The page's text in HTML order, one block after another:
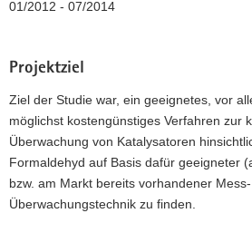
i
a
t
i
o
n
01/2012 - 07/2014
Projektziel
Ziel der Studie war, ein geeignetes, vor
möglichst kostengünstiges Verfahren zur
Überwachung von Katalysatoren
Formaldehyd auf Basis dafür geeigneter
bzw. am Markt bereits vorhandener
Überwachungstechnik zu finden.